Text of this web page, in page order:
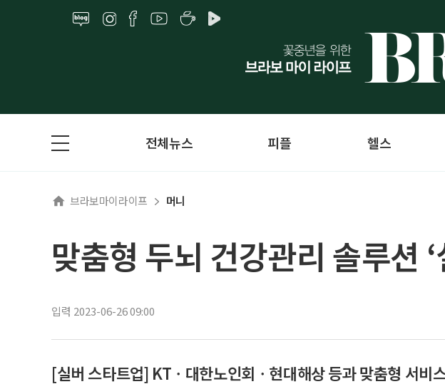
전체뉴스 피플 헬스
브라보마이라이프 머니
맞춤형 두뇌 건강관리 솔루션
입력 2023-06-26 09:00
[실버 스타트업] KTㆍ대한노인회ㆍ현대해상 등과 맞춤형 서비